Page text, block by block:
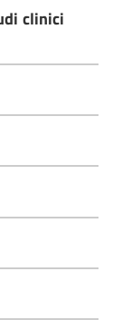
clinici